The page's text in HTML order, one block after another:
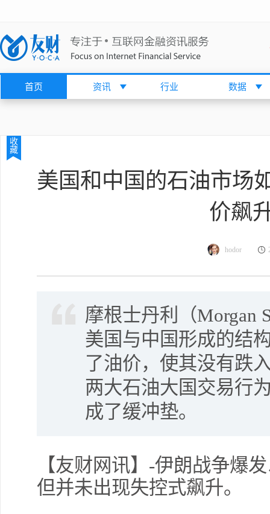
首页 资讯 行业 数据
收
藏
美国和中国的石油市场
价飙
hodor
摩根士丹利（Morgan
美国与中国形成的结
了油价，使其没有跌
两大石油大国交易行
成了缓冲垫。
【友财网讯】-伊朗战争爆
但并未出现失控式飙升。